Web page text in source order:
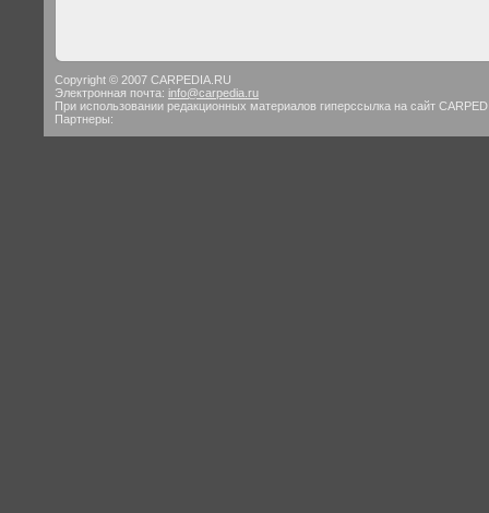
Copyright © 2007 CARPEDIA.RU
Электронная почта: info@carpedia.ru
При использовании редакционных материалов гиперссылка на сайт
Партнеры: